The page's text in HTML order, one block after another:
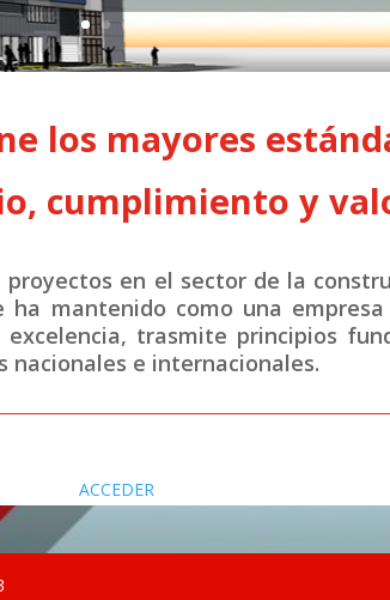
los mayores
cumplimiento y
en el sector de la
ha mantenido como una
trasmite principios
nacionales e internacionales.
ACCEDER